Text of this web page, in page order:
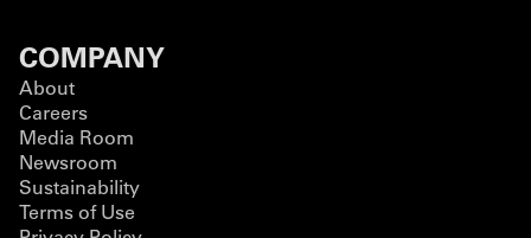
COMPANY
About
Careers
Media Room
Newsroom
Sustainability
Terms of Use